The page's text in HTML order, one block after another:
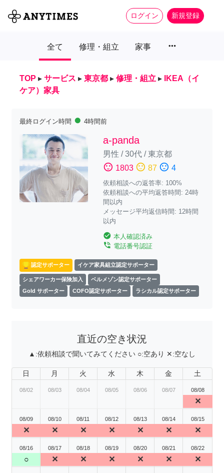
ログイン 新規登録
全て 修理・組立 家事 more_horiz
TOP ▸ サービス ▸ 東京都 ▸ 修理・組立 ▸
IKEA（イ
ケア）家具
最終ログイン時間 fiber_manual_record 4時間前
a-panda
男性 /30代/東京都
sentiment_satisfied 1803 sentiment_neutral 87 sentiment_dissatisfied 4
依頼相談への返答率: 100%
依頼相談への平均返答時間: 24時
間以内
メッセージ平均返信時間: 12時間
以内
check_circle 本人確認済み
phone_in_talk 電話番号認証
認定サポーター イケア家具組立認定サポーター
シェアワーカー保険加入
ベルメゾン認定サポーター
Gold サポーター
COFO認定サポーター ラシカル認定サポーター
直近の空き状況
▲:依頼相談で聞いてみてください ○:空あり ✕:空なし
日 月 火 水 木 金 土
08/02 08/03 08/04 08/05 08/06 08/07 08/08
✕
08/09
✕
08/10
✕
08/11
✕
08/12
✕
08/13
✕
08/14
✕
08/15
✕
08/16
○
08/17
✕
08/18
✕
08/19
✕
08/20
✕
08/21
✕
08/22
✕